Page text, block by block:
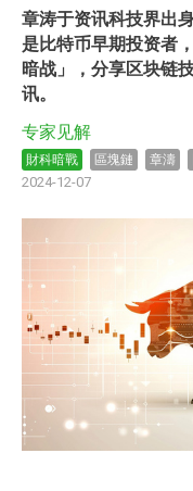
章涛于资讯科技界出
是比特币早期投资者
暗战」，分享区块链
讯。
专家见解
財科暗戰 區塊鏈 章濤
2024-12-07